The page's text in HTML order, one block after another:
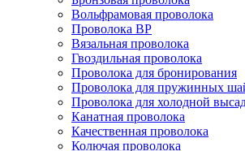
Вольфрамовая проволока
Проволока ВР
Вязальная проволока
Гвоздильная проволока
Проволока для бронирования
Проволока для пружинных
Проволока для холодной
Канатная проволока
Качественная проволока
Колючая проволока